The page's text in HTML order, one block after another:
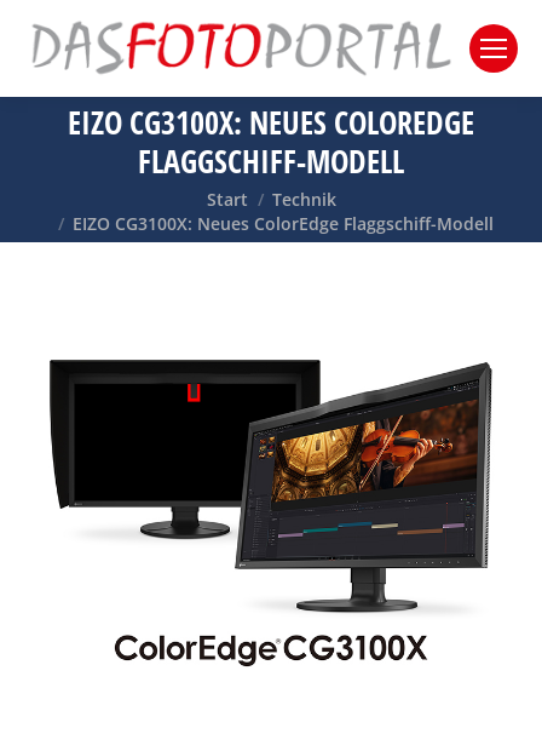
EIZO CG3100X: NEUES COLOREDGE
FLAGGSCHIFF-MODELL
Sie befinden sich hier:
Start
Technik
EIZO CG3100X: Neues ColorEdge Flaggschiff-Modell